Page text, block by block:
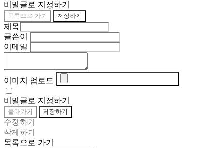
비밀글로 지정하기
목록으로 가기 저장하기
제목
글쓴이
이메일
이미지 업로드
비밀글로 지정하기
돌아가기 저장하기
수정하기
삭제하기
목록으로 가기